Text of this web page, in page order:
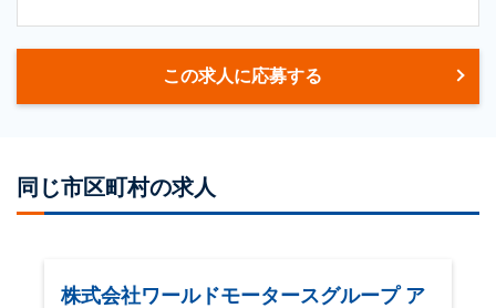
この求人に応募する
同じ市区町村の求人
株式会社ワールドモータースグループ ア